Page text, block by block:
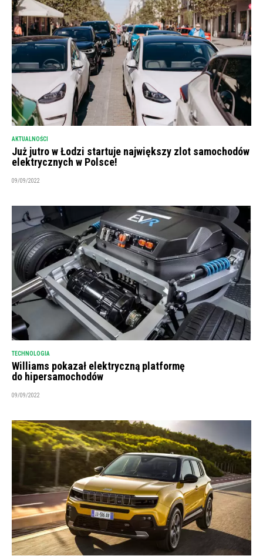
AKTUALNOŚCI
Już jutro w Łodzi startuje największy zlot samochodów
elektrycznych w Polsce!
09/09/2022
TECHNOLOGIA
Williams pokazał elektryczną platformę
do hipersamochodów
09/09/2022